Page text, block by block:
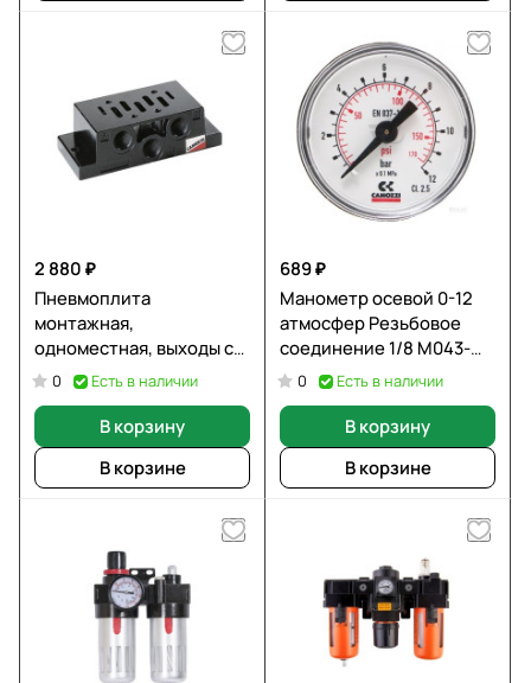
2 880 ₽
Пневмоплита
монтажная,
одноместная, выходы с
боку 902-F2A CAMOZZI
0 Есть в наличии
В корзину
В корзине
689 ₽
Манометр осевой 0-12
атмосфер Резьбовое
соединение 1/8 M043-
Р12 CAMOZZI
0 Есть в наличии
В корзину
В корзине